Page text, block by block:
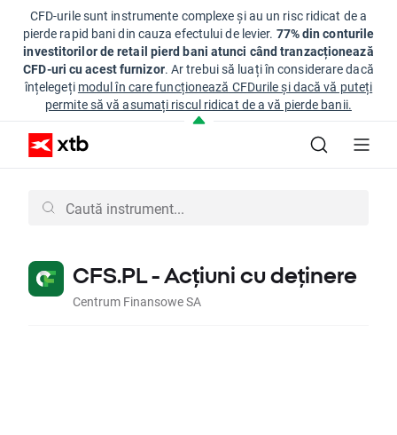
CFD-urile sunt instrumente complexe și au un risc ridicat de a
pierde rapid bani din cauza efectului de levier. 77% din conturile
investitorilor de retail pierd bani atunci când tranzacționează
CFD-uri cu acest furnizor. Ar trebui să luați în considerare dacă
înțelegeți modul în care funcționează CFDurile și dacă vă puteți
permite să vă asumați riscul ridicat de a vă pierde banii.
CFS.PL - Acțiuni cu deținere
Centrum Finansowe SA